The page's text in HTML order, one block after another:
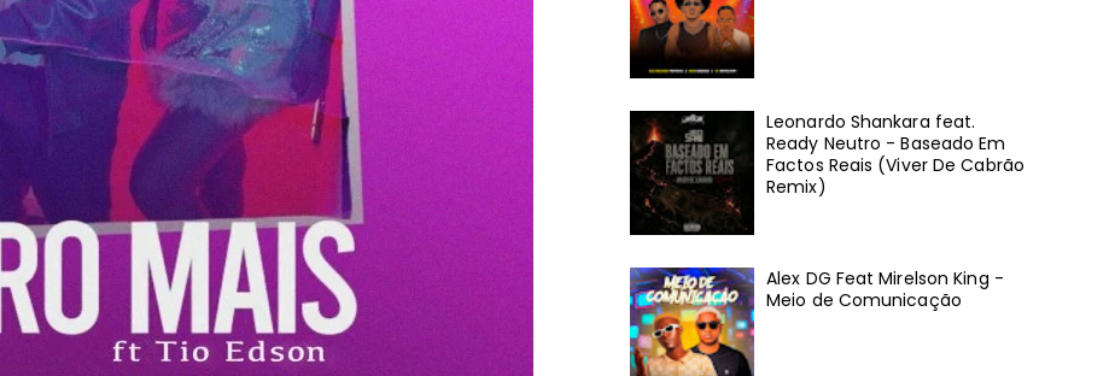
Leonardo Shankara feat.
Ready Neutro - Baseado Em
Factos Reais (Viver De Cabrão
Remix)
Alex DG Feat Mirelson King -
Meio de Comunicação